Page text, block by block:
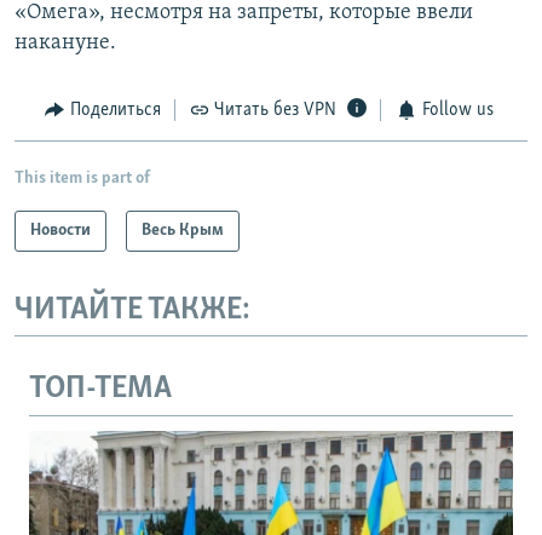
«Омега», несмотря на запреты, которые ввели
накануне.
Поделиться Читать без VPN Follow us
This item is part of
Новости Весь Крым
ЧИТАЙТЕ ТАКЖЕ:
ТОП-ТЕМА